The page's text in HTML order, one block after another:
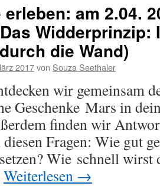
am 2.04.
Widderprinzip:
die Wand)
2017von Souza Seethaler
wir gemeinsam
Geschenke Mars in
finden wir
Fragen: Wie gut
Wie schnell wirst
Weiterlesen →